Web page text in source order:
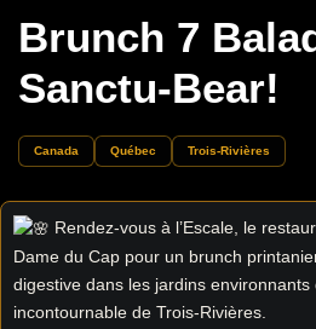
Brunch 7
Sanctu-Bear!
Canada Québec Trois-Rivières
Rendez-vous à l’Escale, le
Dame du Cap pour un brunch
digestive dans les jardins environnants
incontournable de Trois-Rivières.